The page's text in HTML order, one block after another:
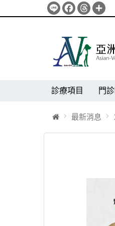
Line Facebook
Threads
診療項目 門
最新消息